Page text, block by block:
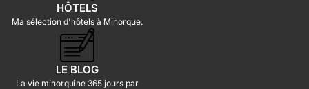
HÔTELS
Ma sélection d'hôtels à Minorque.
LE BLOG
La vie minorquine 365 jours par